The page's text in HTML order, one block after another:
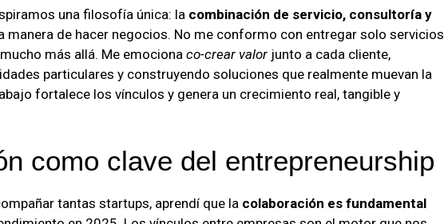
una filosofía única: la combinación de servicio, consultoría y
manera de hacer negocios. No me conformo con entregar solo servicios
más allá. Me emociona co-crear valor junto a cada cliente,
particulares y construyendo soluciones que realmente muevan la
fortalece los vínculos y genera un crecimiento real, tangible y
como clave del entrepreneurship
tantas startups, aprendí que la colaboración es fundamental